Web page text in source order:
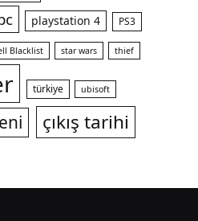
playstation 4 PS3
Blacklist star wars thief
türkiye ubisoft
çıkış tarihi